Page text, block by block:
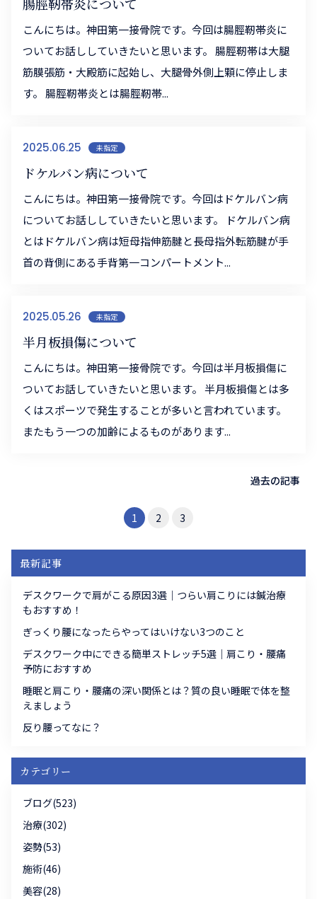
腸脛靭帯炎について
こんにちは。神田第一接骨院です。今回は腸脛靭帯炎に
ついてお話ししていきたいと思います。 腸脛靭帯は大腿
筋膜張筋・大殿筋に起始し、大腿骨外側上顆に停止しま
す。 腸脛靭帯炎とは腸脛靭帯...
2025.06.25 未指定
ドケルバン病について
こんにちは。神田第一接骨院です。今回はドケルバン病
についてお話ししていきたいと思います。 ドケルバン病
とはドケルバン病は短母指伸筋腱と長母指外転筋腱が手
首の背側にある手背第一コンパートメント...
2025.05.26 未指定
半月板損傷について
こんにちは。神田第一接骨院です。今回は半月板損傷に
ついてお話していきたいと思います。 半月板損傷とは多
くはスポーツで発生することが多いと言われています。
またもう一つの加齢によるものがあります...
1 2 3
過去の記事
最新記事
デスクワークで肩がこる原因3選｜つらい肩こりには鍼治療
もおすすめ！
ぎっくり腰になったらやってはいけない3つのこと
デスクワーク中にできる簡単ストレッチ5選｜肩こり・腰痛
予防におすすめ
睡眠と肩こり・腰痛の深い関係とは？質の良い睡眠で体を整
えましょう
反り腰ってなに？
カテゴリー
ブログ(523)
治療(302)
姿勢(53)
施術(46)
美容(28)